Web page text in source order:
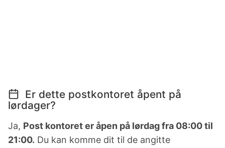
Er dette postkontoret åpent på
lørdager?
Ja, Post kontoret er åpen på lørdag fra 08:00 til
21:00. Du kan komme dit til de angitte